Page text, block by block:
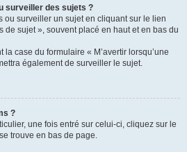
surveiller des sujets ?
ou surveiller un sujet en cliquant sur le lien
de sujet », souvent placé en haut et en bas du
case du formulaire « M’avertir lorsqu’une
également de surveiller le sujet.
?
une fois entré sur celui-ci, cliquez sur le
trouve en bas de page.